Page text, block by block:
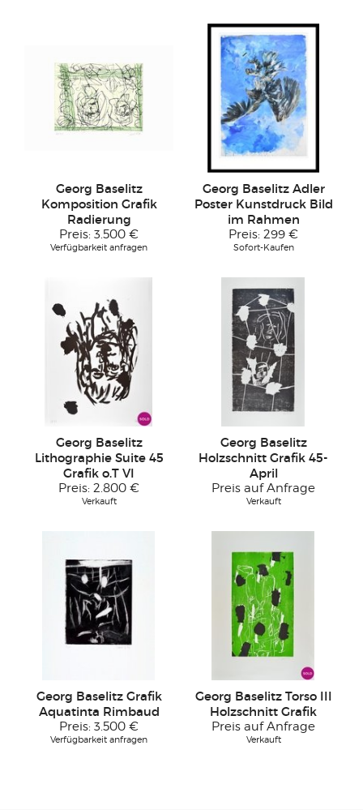
Georg Baselitz
Komposition Grafik
Radierung
Preis: 3.500 €
Verfügbarkeit anfragen
Georg Baselitz Adler
Poster Kunstdruck Bild
im Rahmen
Preis: 299 €
Sofort-Kaufen
Georg Baselitz
Lithographie Suite 45
Grafik o.T VI
Preis: 2.800 €
Verkauft
Georg Baselitz
Holzschnitt Grafik 45-
April
Preis auf Anfrage
Verkauft
Georg Baselitz Grafik
Aquatinta Rimbaud
Preis: 3.500 €
Verfügbarkeit anfragen
Georg Baselitz Torso III
Holzschnitt Grafik
Preis auf Anfrage
Verkauft